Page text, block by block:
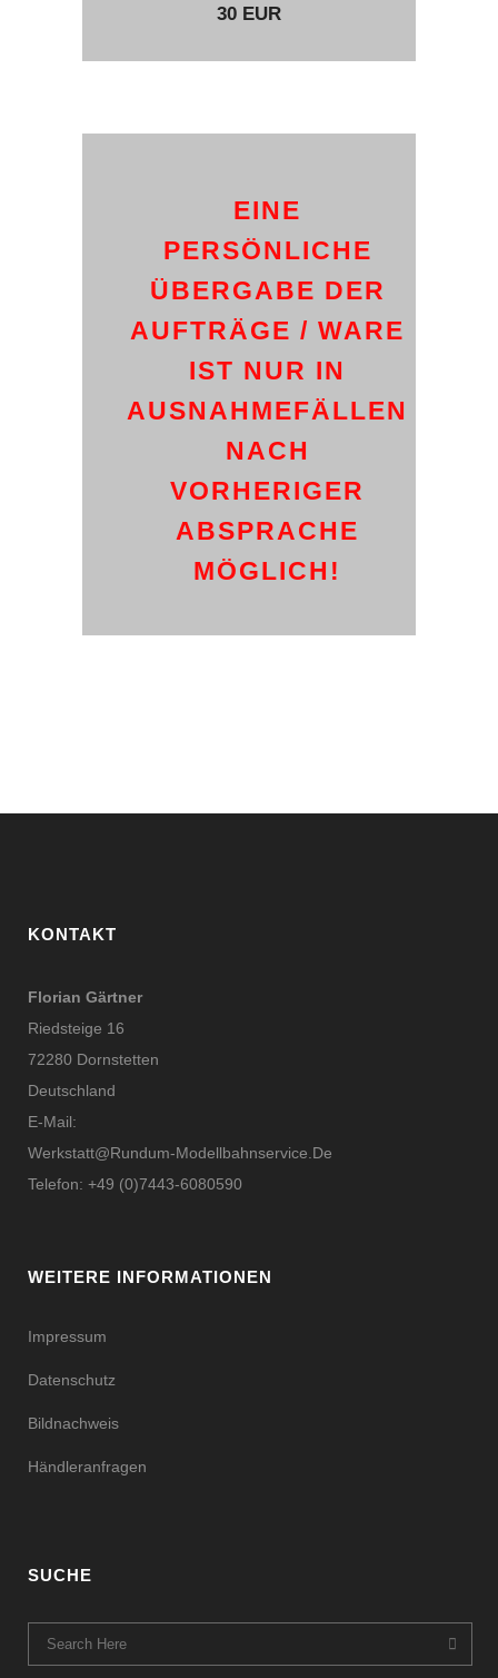
30 EUR
EINE
PERSÖNLICHE
ÜBERGABE DER
AUFTRÄGE / WARE
IST NUR IN
AUSNAHMEFÄLLEN
NACH
VORHERIGER
ABSPRACHE
MÖGLICH!
KONTAKT
Florian Gärtner
Riedsteige 16
72280 Dornstetten
Deutschland
E-Mail:
Werkstatt@rundum-Modellbahnservice.de
Telefon: +49 (0)7443-6080590
WEITERE INFORMATIONEN
Impressum
Datenschutz
Bildnachweis
Händleranfragen
SUCHE